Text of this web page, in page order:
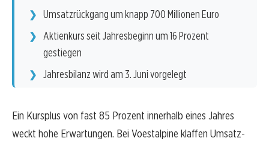
Umsatzrückgang um knapp 700 Millionen Euro
Aktienkurs seit Jahresbeginn um 16 Prozent
gestiegen
Jahresbilanz wird am 3. Juni vorgelegt
Ein Kursplus von fast 85 Prozent innerhalb eines Jahres
weckt hohe Erwartungen. Bei Voestalpine klaffen Umsatz-